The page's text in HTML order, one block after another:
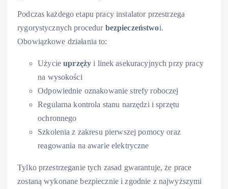
Podczas każdego etapu pracy instalator przestrzega
rygorystycznych procedur bezpieczeństwoi.
Obowiązkowe działania to:
Użycieuprzęży i linek asekuracyjnych przy pracy
na wysokości
Odpowiednie oznakowanie strefy roboczej
Regularna kontrola stanu narzędzi i sprzętu
ochronnego
Szkolenia z zakresu pierwszej pomocy oraz
reagowania na awarie elektryczne
Tylko przestrzeganie tych zasad gwarantuje, że prace
zostaną wykonane bezpiecznie i zgodnie z najwyższymi